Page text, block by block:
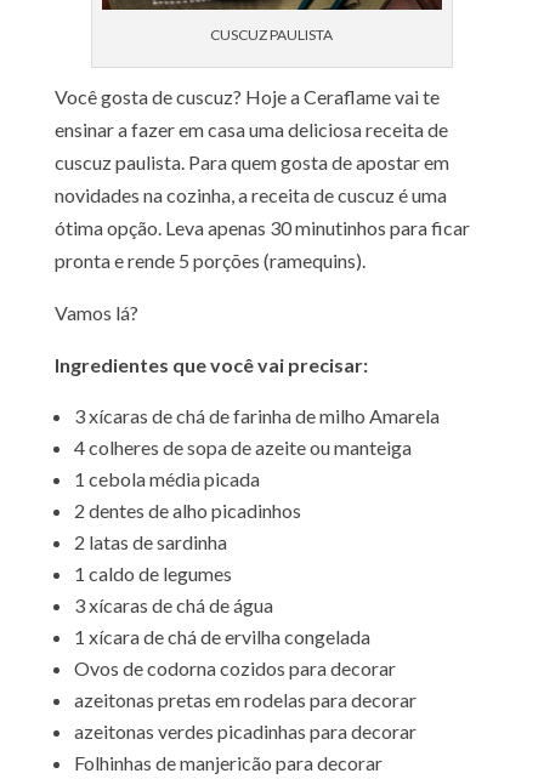
CUSCUZ PAULISTA
Você gosta de cuscuz? Hoje a Ceraflame vai te
ensinar a fazer em casa uma deliciosa receita de
cuscuz paulista. Para quem gosta de apostar em
novidades na cozinha, a receita de cuscuz é uma
ótima opção. Leva apenas 30 minutinhos para ficar
pronta e rende 5 porções (ramequins).
Vamos lá?
Ingredientes que você vai precisar:
3 xícaras de chá de farinha de milho Amarela
4 colheres de sopa de azeite ou manteiga
1 cebola média picada
2 dentes de alho picadinhos
2 latas de sardinha
1 caldo de legumes
3 xícaras de chá de água
1 xícara de chá de ervilha congelada
Ovos de codorna cozidos para decorar
azeitonas pretas em rodelas para decorar
azeitonas verdes picadinhas para decorar
Folhinhas de manjericão para decorar